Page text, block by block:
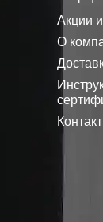
Акции
О